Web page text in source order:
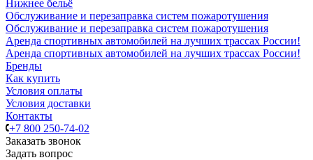
Нижнее бельё
Обслуживание и перезаправка систем пожаротушения
Обслуживание и перезаправка систем пожаротушения
Аренда спортивных автомобилей на лучших трассах России!
Аренда спортивных автомобилей на лучших трассах России!
Бренды
Как купить
Условия оплаты
Условия доставки
Контакты
+7 800 250-74-02
Заказать звонок
Задать вопрос